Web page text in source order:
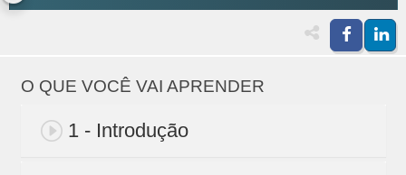
O QUE VOCÊ VAI APRENDER
1 - Introdução